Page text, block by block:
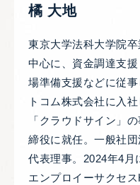
橘 大地
東京大学法科大学院
中心に、資金調達支
場準備支援などに従
トコム株式会社に入
「クラウドサイン」
締役に就任。一般社
代表理事。2024年4月
エンプロイーサクセ